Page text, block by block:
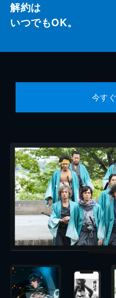
解約は
いつでもOK。
今す